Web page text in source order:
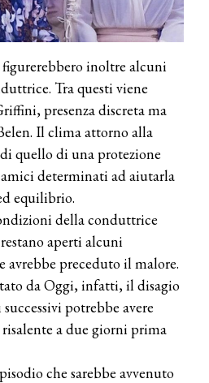
inoltre alcuni
Tra questi viene
presenza discreta ma
Il clima attorno alla
quello di una protezione
determinati ad aiutarla
equilibrio.
della conduttrice
aperti alcuni
avrebbe preceduto il malore.
da Oggi, infatti, il disagio
potrebbe avere
a due giorni prima
che sarebbe avvenuto